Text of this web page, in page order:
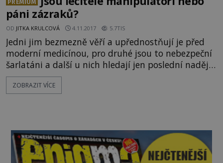
PREMIUM
páni zázraků?
OD JITKA KRULCOVÁ 4.11.2017 5.7TIS
Jedni jim bezmezně věří a upřednostňují je před
moderní medicínou, pro druhé jsou to nebezpeční
šarlatáni a další u nich hledají jen poslední naději.
Chodí mezi námi skutečně lidé, kteří mají
nadpřirozené schopnosti a dokážou uzdravovat
nebyli n
ZOBRAZIT VÍCE